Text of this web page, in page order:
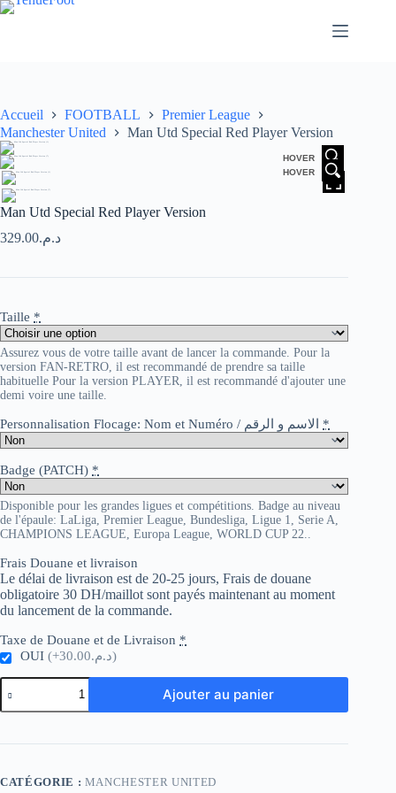
Passer
Accueil FOOTBALL
Premier League
Manchester United
Man Utd Special Red Player Version
HOVER
HOVER
Man Utd Special Red Player Version
د.م.329.00
Taille *
Assurez vous de votre taille avant de lancer la commande. Pour la
version FAN-RETRO, il est recommandé de prendre sa taille
habituelle Pour la version PLAYER, il est recommandé d'ajouter une
demi voire une taille.
Personnalisation Flocage: Nom et Numéro / الاسم و الرقم *
Badge (PATCH) *
Disponible pour les grandes ligues et compétitions. Badge au niveau
de l'épaule: LaLiga, Premier League, Bundesliga, Ligue 1, Serie A,
CHAMPIONS LEAGUE, Europa League, WORLD CUP 22..
Frais Douane et livraison
Le délai de livraison est de 20-25 jours, Frais de douane
obligatoire 30 DH/maillot sont payés maintenant au moment
du lancement de la commande.
Taxe de Douane et de Livraison *
OUI
(+د.م.30.00)
quantité
de
Man
Special
Player
Version
Ajouter au panier
CATÉGORIE : MANCHESTER UNITED